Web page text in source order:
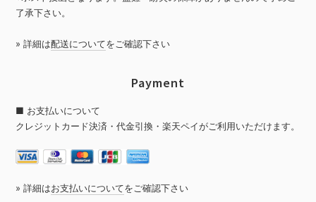
了承下さい。
» 詳細は配送についてをご確認下さい
Payment
■ お支払いについて
クレジットカード決済・代金引換・楽天ペイがご利用いただけます。
» 詳細はお支払いについてをご確認下さい